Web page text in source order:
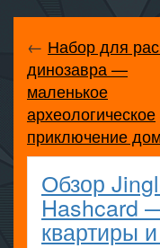
← Набор для
динозавра —
маленькое
археологическое
приключение
Обзор
Hashcard
квартиры